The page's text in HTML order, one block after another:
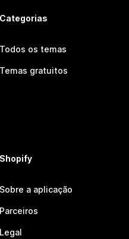
Categorias
Todos os temas
Temas gratuitos
Shopify
Sobre a aplicação
Parceiros
Legal